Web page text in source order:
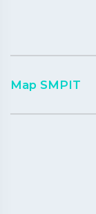
Map SMPIT